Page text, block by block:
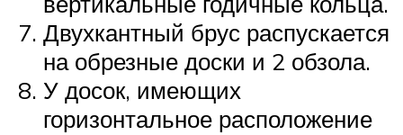
Двухкантный брус распускается
на обрезные доски и 2 обзола.
У досок, имеющих
горизонтальное расположение